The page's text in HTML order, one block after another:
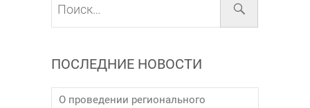
ПОСЛЕДНИЕ НОВОСТИ
О проведении регионального